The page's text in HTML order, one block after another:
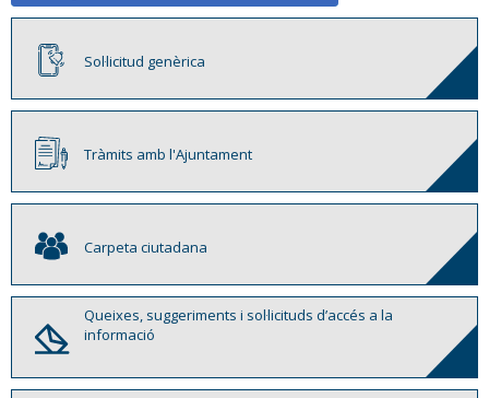
Sol·licitud genèrica
Tràmits amb l'Ajuntament
Carpeta ciutadana
Queixes, suggeriments i sol·licituds d’accés a la
informació